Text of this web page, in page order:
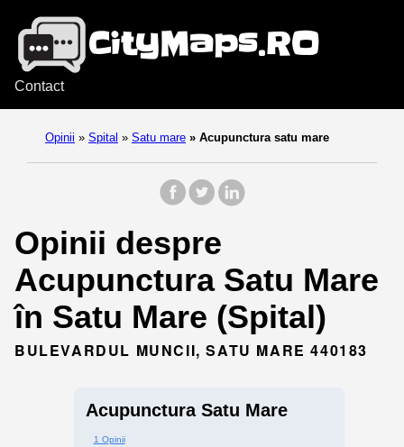
Contact
Opinii » Spital » Satu mare » Acupunctura satu mare
Opinii despre
Acupunctura Satu Mare
în Satu Mare (Spital)
BULEVARDUL MUNCII, SATU MARE 440183
Acupunctura Satu Mare
1 Opinii